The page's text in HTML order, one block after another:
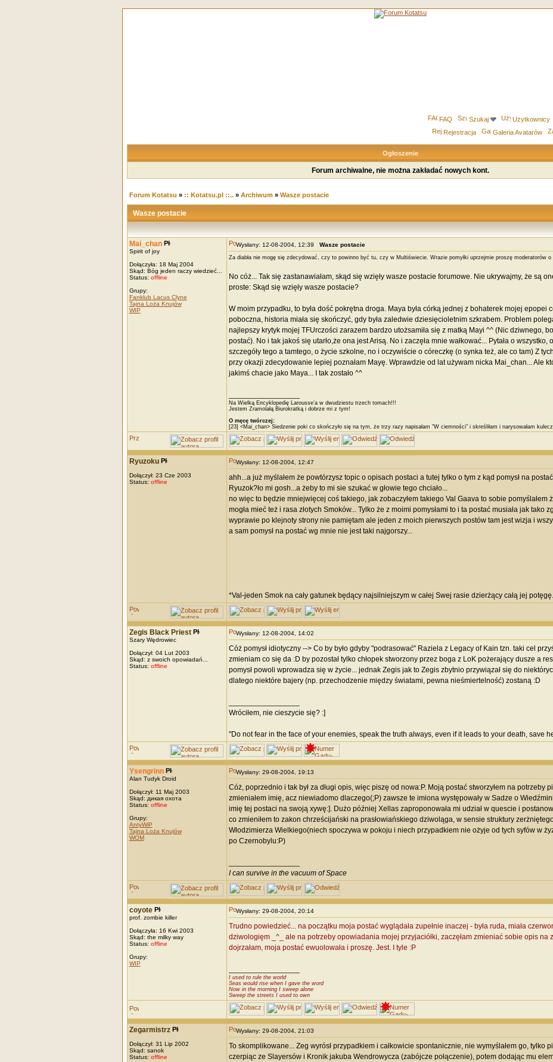
FAQ Szukaj Użytkownicy
Rejestracja
Galeria Avatarów
Ogłoszenie
Forum archiwalne, nie można zakładać nowych kont.
Forum Kotatsu » :: Kotatsu.pl ::..» Archiwum» Wasze postacie
Wasze postacie
Mai_chan
Spirit of joy
Dołączyła: 18 Maj 2004
Skąd: Bóg jeden raczy wiedzieć...
Status: offline
Grupy:
Fanklub Lacus Clyne
Tajna Loża Knujów
WIP
Wysłany: 12-08-2004, 12:39 Wasze postacie
Za diabła nie mogę się zdecydować, czy to powinno być tu, czy w Multiświecie. Wrazie pomyłki uprzejmie proszę moderatorów
No cóż... Tak się zastanawiałam, skąd się wzięły wasze postacie forumowe. Nie ukrywajmy, że są
proste: Skąd się wzięły wasze postacie?
W moim przypadku, to była dość pokrętna droga. Maya była córką jednej z bohaterek mojej epopei
poboczna, historia miała się skończyć, gdy była zaledwie dziesięcioletnim szkrabem. Problem
najlepszy krytyk mojej TFUrczości zarazem bardzo utożsamiła się z matką Mayi ^^ (Nic dziwnego,
postać). No i tak jakoś się utarło,że ona jest Arisą. No i zaczęła mnie wałkować... Pytała o
szczegóły tego a tamtego, o życie szkolne, no i oczywiście o córeczkę (o synka też, ale co tam) Z
przy okazji zdecydowanie lepiej poznałam Mayę. Wprawdzie od lat używam nicka Mai_chan... Ale
jakimś chacie jako Maya... I tak zostało ^^
Na Wielką Encyklopedię Larousse’a w dwudziestu trzech tomach!!!
Jestem Zramolałą Biurokratką i dobrze mi z tym!
O męcę twórczej:
[23] <Mai_chan> Siedzenie poki co skończyło się na tym, że trzy razy napisałam "W ciemności" i skreśliłam i narysowałam
Ryuzoku
Dołączył: 23 Cze 2003
Status: offline
Wysłany: 12-08-2004, 12:47
ahh...a już myślałem że powtórzysz topic o opisach postaci a tutej tylko o tym z kąd pomysł na
Ryuzok?ło mi gosh...a żeby to mi sie szukać w głowie tego chciało...
no więc to będzie mniejwięcej coś takiego, jak zobaczyłem takiego Val Gaava to sobie pomyślałem
mogła mieć też i rasa złotych Smoków... Tylko że z moimi pomysłami to i ta postać musiała jak tako
wyprawie po klejnoty strony nie pamiętam ale jeden z moich pierwszych postów tam jest wizja i
a sam pomysł na postać wg mnie nie jest taki najgorszy...
*Val-jeden Smok na cały gatunek będący najsilniejszym w całej Swej rasie dzierżący całą jej
Zegis Black Priest
Szary Wędrowiec
Dołączył: 04 Lut 2003
Skąd: z swoich opowiadań...
Status: offline
Wysłany: 12-08-2004, 14:02
Cóż pomysł idiotyczny --> Co by było gdyby "podrasować" Raziela z Legacy of Kain tzn. taki cel
zmieniam co się da :D by pozostał tylko chłopek stworzony przez boga z LoK pożerający dusze a
pomysł powoli wprowadza się w życie... jednak Zegis jak to Zegis zbytnio przywiązał się do
dlatego niektóre bajery (np. przechodzenie między światami, pewna nieśmiertelność) zostaną :D
Wróciłem, nie cieszycie się? :]
"Do not fear in the face of your enemies, speak the truth always, even if it leads to your death, save
Ysengrinn
Alan Tudyk Droid
Dołączył: 11 Maj 2003
Skąd: дикая охота
Status: offline
Grupy:
AntyWiP
Tajna Loża Knujów
WOM
Wysłany: 29-08-2004, 19:13
Cóż, poprzednio i tak był za długi opis, więc piszę od nowa:P. Moją postać stworzyłem na potrzeby
zmieniałem imię, acz niewiadomo dlaczego(;P) zawsze te imiona występowały w Sadze o
imię tej postaci na swoją xywę:]. Dużo później Xellas zaproponowała mi udział w quescie i
co zmieniłem to zakon chrześcijański na prasłowiańskiego dziwoląga, w sensie struktury
Włodzimierza Wielkiego(niech spoczywa w pokoju i niech przypadkiem nie ożyje od tych syfów w
po Czernobylu:P)
I can survive in the vacuum of Space
coyote
prof. zombie killer
Dołączyła: 16 Kwi 2003
Skąd: the milky way
Status: offline
Grupy:
WIP
Wysłany: 29-08-2004, 20:14
Trudno powiedzieć... na początku moja postać wyglądała zupełnie inaczej - była ruda, miała
dziwologięm _^_ ale na potrzeby opowiadania mojej przyjaciółki, zaczęłam zmieniać sobie opis na
dojrzałam, moja postać ewuolowała i proszę. Jest. I tyle :P
I used to rule the world
Seas would rise when I gave the word
Now in the morning I sweep alone
Sweep the streets I used to own
Zegarmistrz
Dołączył: 31 Lip 2002
Skąd: sanok
Status: offline
Wysłany: 29-08-2004, 21:03
To skomplikowane... Zeg wyrósł przypadkiem i całkowicie spontanicznie, nie wymyślałem go, tylko
czerpiąc ze Slayersów i Kronik jakuba Wendrowycza (zabójcze połączenie), potem dodając mu